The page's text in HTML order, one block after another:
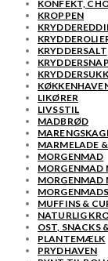
KONFEKT,
KROPPEN
KRYDDERSALT
LIKØRER
LIVSSTIL
MADBRØD
MARMELADE
MORGENMAD
MORGENMAD
MORGENMAD
MUFFINS &
NATURLIG
OST, SNACKS
PLANTEMÆLK
PRYDHAVEN